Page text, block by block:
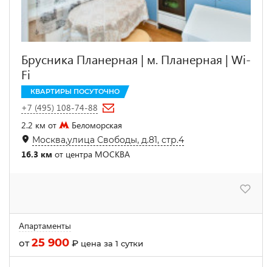
Брусника Планерная | м. Планерная | Wi-
Fi
КВАРТИРЫ ПОСУТОЧНО
+7 (495) 108-74-88
2.2 км от
Беломорская
Москва,улица Свободы, д.81, стр.4
16.3 км от центра МОСКВА
Апартаменты
от25 900 ₽ цена за 1 сутки